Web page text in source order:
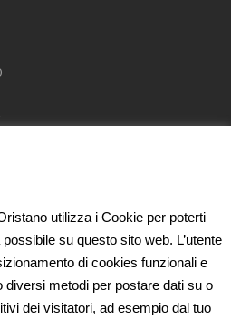
utilizza i Cookie per poterti
su questo sito web. L’utente
di cookies funzionali e
diversi metodi per postare dati su o
dei visitatori, ad esempio dal tuo